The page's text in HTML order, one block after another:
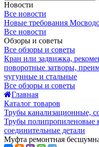
Новости
Все новости
Новые требования
Все новости
Обзоры и советы
Все обзоры и советы
Кран или задвижка,
поворотные затворы,
чугунные и стальные
Все обзоры и советы
Главная
Каталог товаров
Трубы канализационные,
Трубы полипропиленовые
соединительные детали
Муфта ремонтная